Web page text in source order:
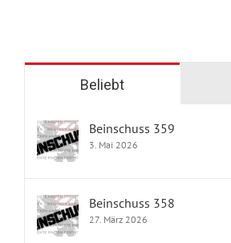
Beliebt
Beinschuss 359
3. Mai 2026
Beinschuss 358
27. März 2026